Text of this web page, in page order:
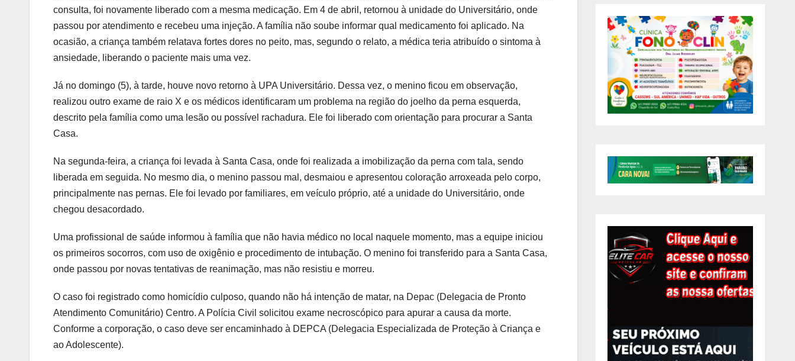
consulta, foi novamente liberado com a mesma medicação. Em 4 de abril, retornou à unidade do Universitário, onde
passou por atendimento e recebeu uma injeção. A família não soube informar qual medicamento foi aplicado. Na
ocasião, a criança também relatava fortes dores no peito, mas, segundo o relato, a médica teria atribuído o sintoma à
ansiedade, liberando o paciente mais uma vez.
Já no domingo (5), à tarde, houve novo retorno à UPA Universitário. Dessa vez, o menino ficou em observação,
realizou outro exame de raio X e os médicos identificaram um problema na região do joelho da perna esquerda,
descrito pela família como uma lesão ou possível rachadura. Ele foi liberado com orientação para procurar a Santa
Casa.
Na segunda-feira, a criança foi levada à Santa Casa, onde foi realizada a imobilização da perna com tala, sendo
liberada em seguida. No mesmo dia, o menino passou mal, desmaiou e apresentou coloração arroxeada pelo corpo,
principalmente nas pernas. Ele foi levado por familiares, em veículo próprio, até a unidade do Universitário, onde
chegou desacordado.
Uma profissional de saúde informou à família que não havia médico no local naquele momento, mas a equipe iniciou
os primeiros socorros, com uso de oxigênio e procedimento de intubação. O menino foi transferido para a Santa Casa,
onde passou por novas tentativas de reanimação, mas não resistiu e morreu.
O caso foi registrado como homicídio culposo, quando não há intenção de matar, na Depac (Delegacia de Pronto
Atendimento Comunitário) Centro. A Polícia Civil solicitou exame necroscópico para apurar a causa da morte.
Conforme a corporação, o caso deve ser encaminhado à DEPCA (Delegacia Especializada de Proteção à Criança e
ao Adolescente).